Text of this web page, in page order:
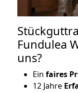
Fundulea
uns?
Ein faires
12 Jahre